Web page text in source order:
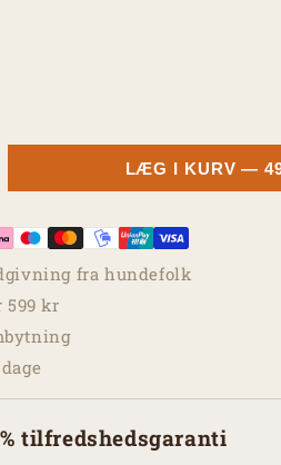
LÆG I KURV—
fra hundefolk
599 kr
tilfredshedsgaranti